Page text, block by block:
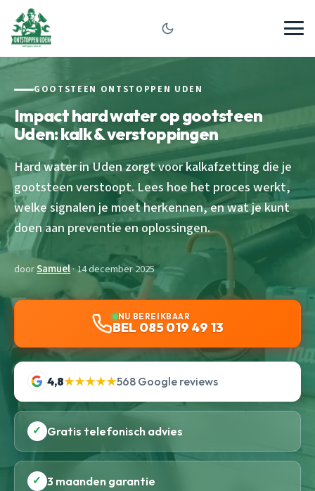
GOOTSTEEN ONTSTOPPEN UDEN
Impact hard water op gootsteen
Uden: kalk & verstoppingen
Hard water in Uden zorgt voor kalkafzetting die je
gootsteen verstoopt. Lees hoe het proces werkt,
welke signalen je moet herkennen, en wat je kunt
doen aan preventie en oplossingen.
doorSamuel· 14 december 2025
NU BEREIKBAAR
BEL 085 019 49 13
4,8★★★★★568 Google reviews
✓ Gratis telefonisch advies
✓ 3 maanden garantie